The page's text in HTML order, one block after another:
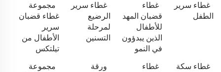
غطاء سرير
الطفل
غطاء
قضبان المهد
للأطفال
الذين يبدؤون
في النمو
غطاء سرير
الرضيع
لمرحلة
التسنين
مجموعة
غطاء قضبان
سرير
الأطفال من
تيلتكس
غطاء سكة
غطاء
ورقة
مجموعة